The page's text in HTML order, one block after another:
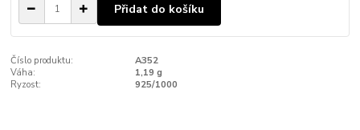
Přidat do košíku
Číslo produktu:
A352
Váha:
1,19 g
Ryzost:
925/1000